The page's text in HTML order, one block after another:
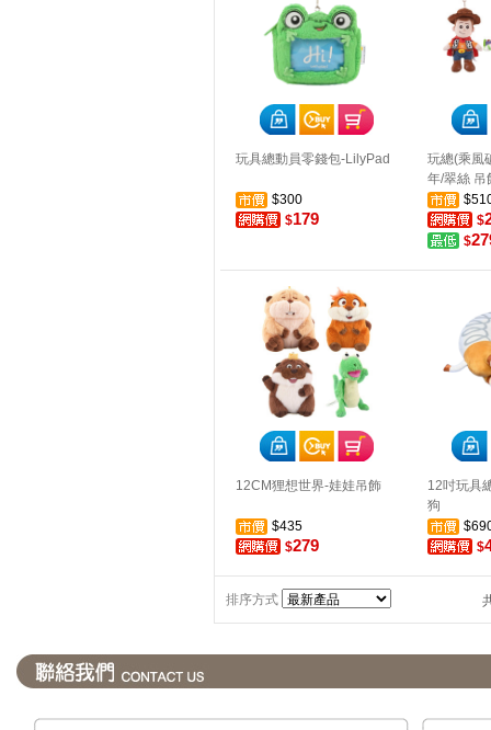
玩具總動員零錢包-LilyPad
$300
$179
玩總(乘風
年/翠絲 吊
$
$
12CM狸想世界-娃娃吊飾
$435
$279
12吋玩具
狗
$
排序方式